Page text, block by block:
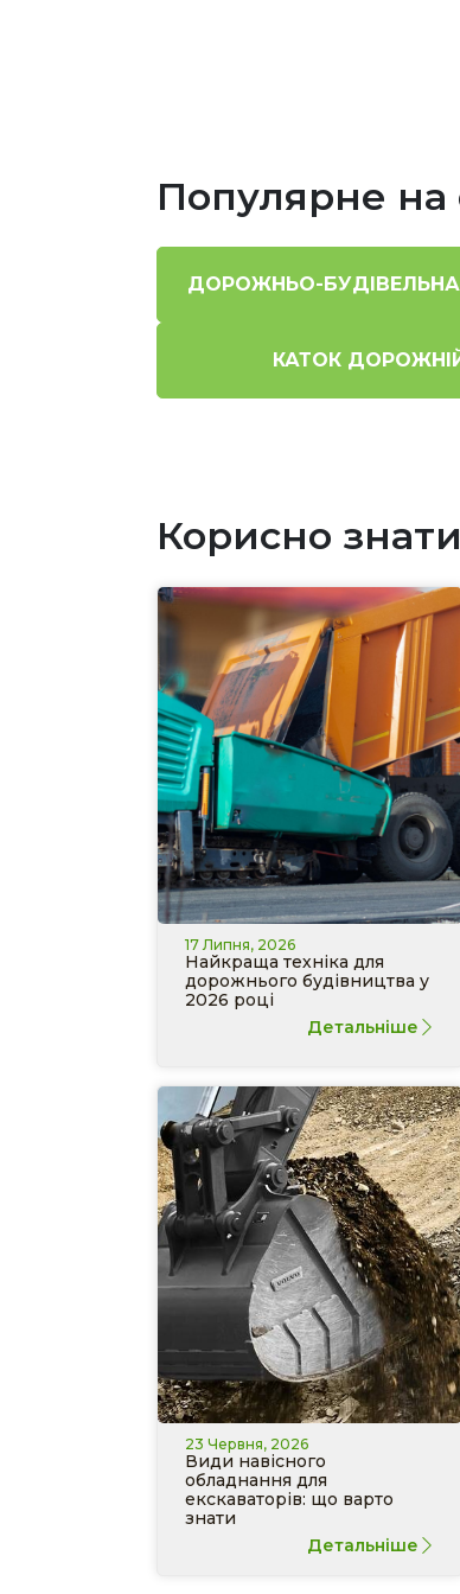
Популярне на
ДОРОЖНЬО-БУДІВЕЛЬНА
КАТОК
Корисно знати
17 Липня, 2026
Найкраща техніка для
дорожнього будівництва у
2026 році
Детальніше
23 Червня, 2026
Види навісного
обладнання для
екскаваторів: що варто
знати
Детальніше